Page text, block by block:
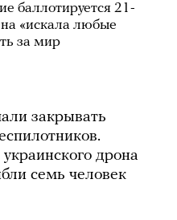
баллотируется 21-
«искала любые
за мир
закрывать
дрона
семь человек